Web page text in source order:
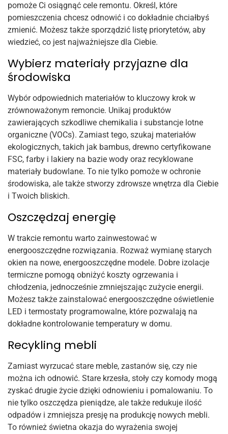
pomoże Ci osiągnąć cele remontu. Określ, które
pomieszczenia chcesz odnowić i co dokładnie chciałbyś
zmienić. Możesz także sporządzić listę priorytetów, aby
wiedzieć, co jest najważniejsze dla Ciebie.
Wybierz materiały przyjazne dla
środowiska
Wybór odpowiednich materiałów to kluczowy krok w
zrównoważonym remoncie. Unikaj produktów
zawierających szkodliwe chemikalia i substancje lotne
organiczne (VOCs). Zamiast tego, szukaj materiałów
ekologicznych, takich jak bambus, drewno certyfikowane
FSC, farby i lakiery na bazie wody oraz recyklowane
materiały budowlane. To nie tylko pomoże w ochronie
środowiska, ale także stworzy zdrowsze wnętrza dla Ciebie
i Twoich bliskich.
Oszczędzaj energię
W trakcie remontu warto zainwestować w
energooszczędne rozwiązania. Rozważ wymianę starych
okien na nowe, energooszczędne modele. Dobre izolacje
termiczne pomogą obniżyć koszty ogrzewania i
chłodzenia, jednocześnie zmniejszając zużycie energii.
Możesz także zainstalować energooszczędne oświetlenie
LED i termostaty programowalne, które pozwalają na
dokładne kontrolowanie temperatury w domu.
Recykling mebli
Zamiast wyrzucać stare meble, zastanów się, czy nie
można ich odnowić. Stare krzesła, stoły czy komody mogą
zyskać drugie życie dzięki odnowieniu i pomalowaniu. To
nie tylko oszczędza pieniądze, ale także redukuje ilość
odpadów i zmniejsza presję na produkcję nowych mebli.
To również świetna okazja do wyrażenia swojej